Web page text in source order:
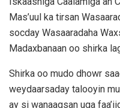
Mas’uul ka tirsan
socday Wasaaradaha
Madaxbanaan oo shirka
Shirka oo mudo dhowr
weydaarsaday talooyin
ay si wanaagsan uga